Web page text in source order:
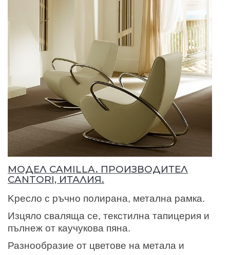
МОДЕЛ CAMILLA. ПРОИЗВОДИТЕЛ
CANTORI, ИТАЛИЯ.
Kресло с ръчно полирана, метална рамка.
Изцяло сваляща се, текстилна тапицерия и
пълнеж от каучукова пяна.
Разнообразие от цветове на метала и